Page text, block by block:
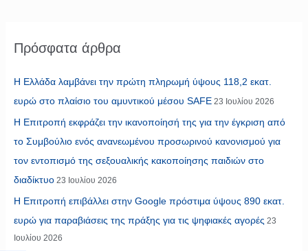
Πρόσφατα άρθρα
Η Ελλάδα λαμβάνει την πρώτη πληρωμή ύψους 118,2 εκατ.
ευρώ στο πλαίσιο του αμυντικού μέσου SAFE 23 Ιουλίου 2026
Η Επιτροπή εκφράζει την ικανοποίησή της για την έγκριση από
το Συμβούλιο ενός ανανεωμένου προσωρινού κανονισμού για
τον εντοπισμό της σεξουαλικής κακοποίησης παιδιών στο
διαδίκτυο 23 Ιουλίου 2026
Η Επιτροπή επιβάλλει στην Google πρόστιμα ύψους 890 εκατ.
ευρώ για παραβιάσεις της πράξης για τις ψηφιακές αγορές 23
Ιουλίου 2026